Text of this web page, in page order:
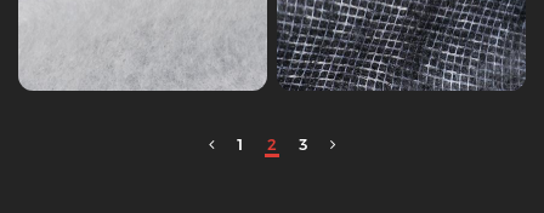
1 2 3